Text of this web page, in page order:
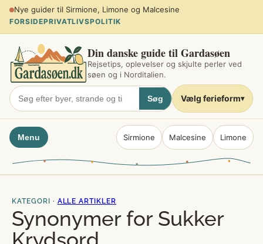
Spring
indhold
Planlæg sommerferien ved søen
FORSIDEPRIVATLIVSPOLITIK
Din danske guide til Gardasøen
Rejsetips, oplevelser og skjulte perler ved
søen og i Norditalien.
Søg Vælg ferieform▾
Menu Sirmione Malcesine Limone
KATEGORI · ALLE ARTIKLER
Synonymer for Sukker